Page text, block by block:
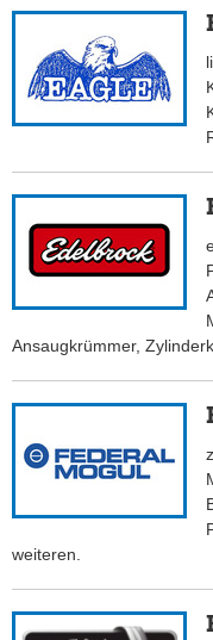
Ansaugkrümmer,
weiteren.